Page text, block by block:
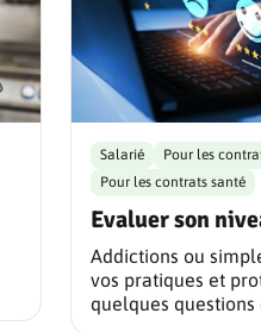
Evaluer son
Salarié
Pour les
Pour les contrats santé
Addictions ou
vos pratiques et
quelques questions